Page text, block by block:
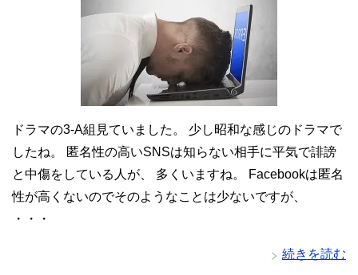
ドラマの3-A組見ていました。 少し昭和な感じのドラマで
したね。 匿名性の高いSNSは知らない相手に平気で誹謗
と中傷をしている人が、 多くいますね。 Facebookは匿名
性が高くないのでそのようなことは少ないですが、
・・・
続きを読む